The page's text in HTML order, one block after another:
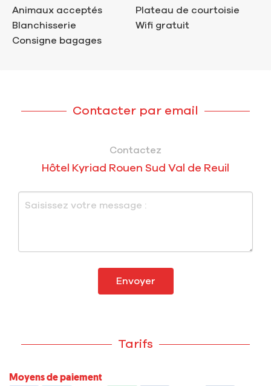
Animaux acceptés
Blanchisserie
Consigne bagages
Plateau de courtoisie
Wifi gratuit
Contacter par email
Contactez
Hôtel Kyriad Rouen Sud Val de Reuil
Envoyer
Tarifs
Moyens de paiement